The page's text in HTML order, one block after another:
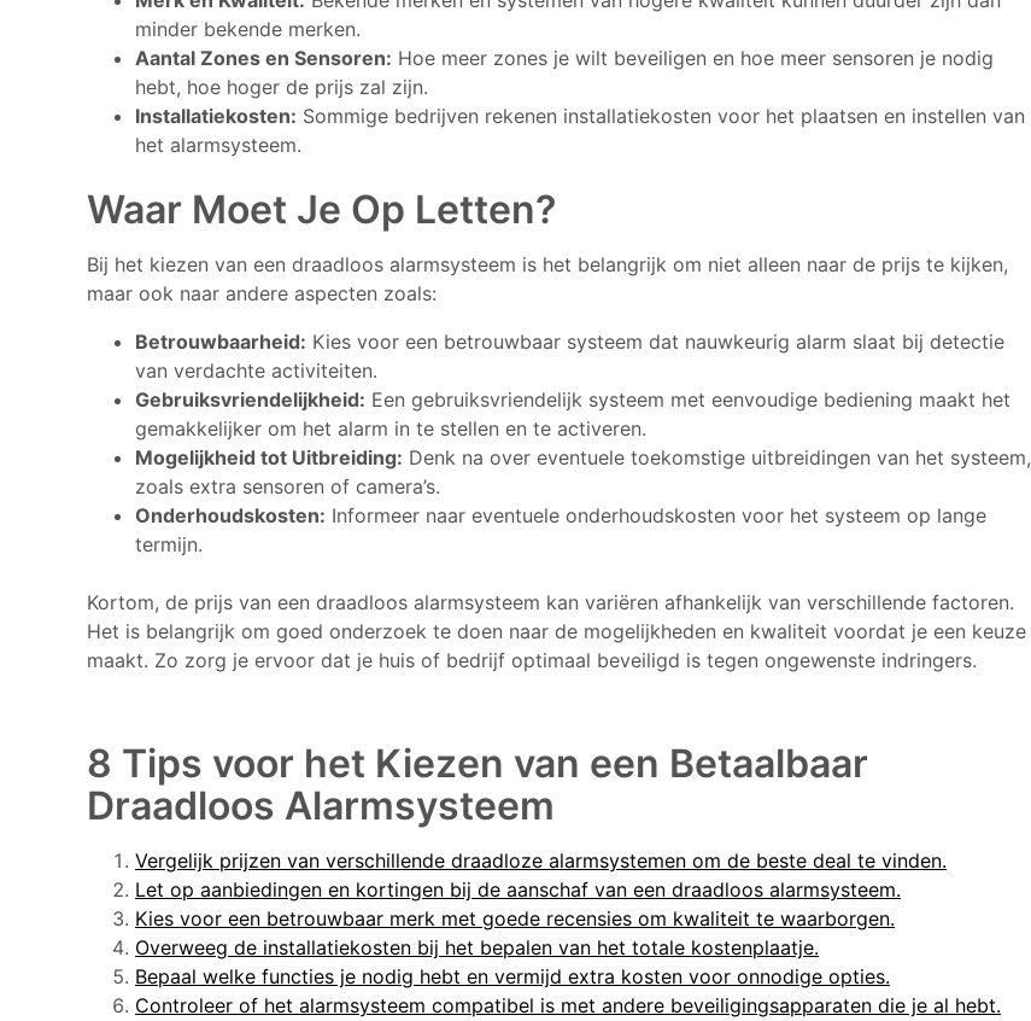
minder bekende merken.
Aantal Zones en Sensoren: Hoe meer zones je wilt beveiligen en hoe meer sensoren je nodig
hebt, hoe hoger de prijs zal zijn.
Installatiekosten: Sommige bedrijven rekenen installatiekosten voor het plaatsen en instellen van
het alarmsysteem.
Waar Moet Je Op Letten?
Bij het kiezen van een draadloos alarmsysteem is het belangrijk om niet alleen naar de prijs te kijken,
maar ook naar andere aspecten zoals:
Betrouwbaarheid: Kies voor een betrouwbaar systeem dat nauwkeurig alarm slaat bij detectie
van verdachte activiteiten.
Gebruiksvriendelijkheid: Een gebruiksvriendelijk systeem met eenvoudige bediening maakt het
gemakkelijker om het alarm in te stellen en te activeren.
Mogelijkheid tot Uitbreiding: Denk na over eventuele toekomstige uitbreidingen van het systeem,
zoals extra sensoren of camera’s.
Onderhoudskosten: Informeer naar eventuele onderhoudskosten voor het systeem op lange
termijn.
Kortom, de prijs van een draadloos alarmsysteem kan variëren afhankelijk van verschillende factoren.
Het is belangrijk om goed onderzoek te doen naar de mogelijkheden en kwaliteit voordat je een keuze
maakt. Zo zorg je ervoor dat je huis of bedrijf optimaal beveiligd is tegen ongewenste indringers.
8 Tips voor het Kiezen van een Betaalbaar
Draadloos Alarmsysteem
Vergelijk prijzen van verschillende draadloze alarmsystemen om de beste deal te vinden.
Let op aanbiedingen en kortingen bij de aanschaf van een draadloos alarmsysteem.
Kies voor een betrouwbaar merk met goede recensies om kwaliteit te waarborgen.
Overweeg de installatiekosten bij het bepalen van het totale kostenplaatje.
Bepaal welke functies je nodig hebt en vermijd extra kosten voor onnodige opties.
Controleer of het alarmsysteem compatibel is met andere beveiligingsapparaten die je al hebt.